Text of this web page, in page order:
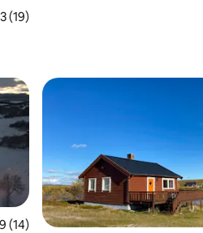
rata 4,63 dari 5, 19 ulasan
(19)
rata 4,79 dari 5, 14 ulasan
(14)